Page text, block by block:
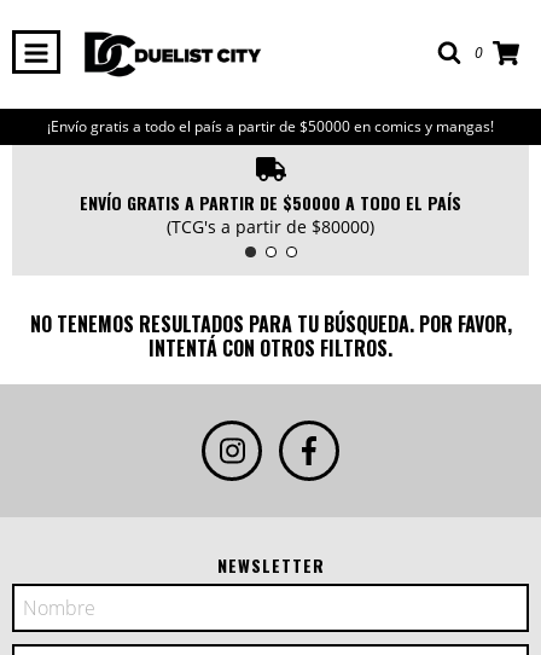
0
¡Envío gratis a todo el país a partir de $50000 en comics y mangas!
ENVÍO GRATIS A PARTIR DE $50000 A TODO EL PAÍS
(TCG's a partir de $80000)
NO TENEMOS RESULTADOS PARA TU BÚSQUEDA. POR FAVOR,
INTENTÁ CON OTROS FILTROS.
NEWSLETTER